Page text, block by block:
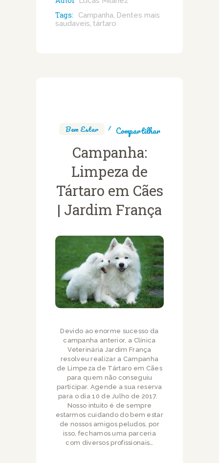
Tags: Campanha Dentes mais
saudaveis tártaro
Bem Estar Compartilhar
Campanha:
Limpeza de
Tártaro em Cães
| Jardim França
Devido ao enorme sucesso da
campanha anterior, a Clínica
Veterinária Jardim França
resolveu realizar a Campanha
de Limpeza de Tártaro em Cães
para quem não conseguiu
participar. Agende a sua reserva
para o dia 10 de Julho de 2017.
Nosso intuito é de sempre
estarmos cuidando do bem estar
de nossos amigos peludos, por
isso, fechamos uma parceria
com diversos profissionais…